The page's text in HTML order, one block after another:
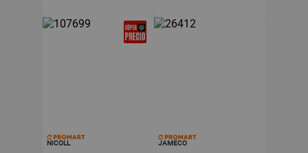
NICOLL JAMECO